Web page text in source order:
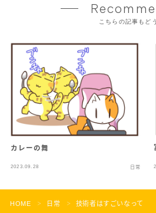
こちらの記事もど
カレーの舞
2023.09.28 日常
HOME ＞ 日常 ＞ 技術者はすごいなって